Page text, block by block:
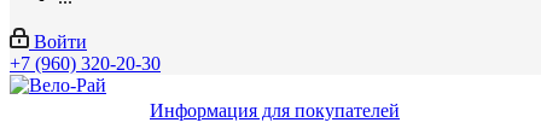
Войти
+7 (960) 320-20-30
Информация для покупателей